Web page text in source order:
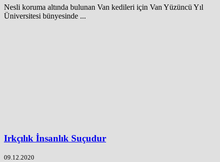
Nesli koruma altında bulunan Van kedileri için Van Yüzüncü Yıl
Üniversitesi bünyesinde ...
Irkçılık İnsanlık Suçudur
09.12.2020